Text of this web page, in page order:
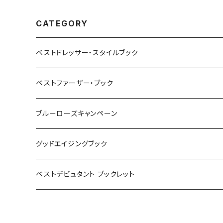
CATEGORY
ベストドレッサー・スタイルブック
ベストファーザー・ブック
ブルーローズキャンペーン
グッドエイジングブック
ベストデビュタント ブックレット